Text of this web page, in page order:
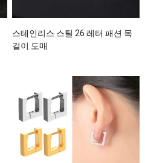
스테인리스 스틸 26 레터 패션 목
걸이 도매